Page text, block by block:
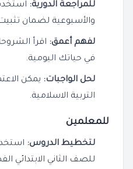
للمراجعة الدورية:
والأسبوعية لضمان
لفهم أعمق: اقرأ
في حياتك اليومية.
لحل الواجبات: يمكن
التربية الاسلامية.
للمعلمين
لتخطيط الدروس:
للصف الثاني الابتدائي